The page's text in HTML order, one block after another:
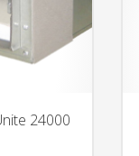
24000